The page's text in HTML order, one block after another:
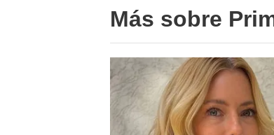
Más sobre